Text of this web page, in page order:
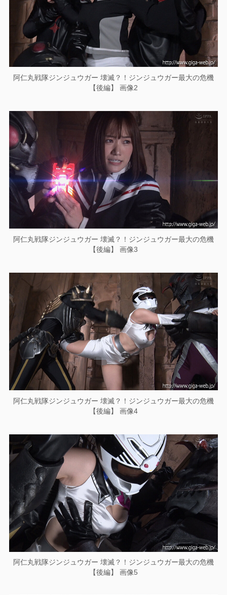
阿仁丸戦隊ジンジュウガー 壊滅？！ジンジュウガー最大の危機
【後編】 画像2
阿仁丸戦隊ジンジュウガー 壊滅？！ジンジュウガー最大の危機
【後編】 画像3
阿仁丸戦隊ジンジュウガー 壊滅？！ジンジュウガー最大の危機
【後編】 画像4
阿仁丸戦隊ジンジュウガー 壊滅？！ジンジュウガー最大の危機
【後編】 画像5